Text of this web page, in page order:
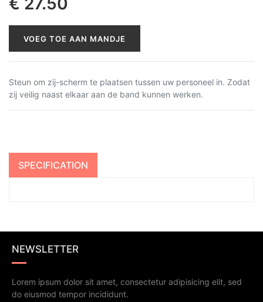
VOEG TOE AAN MANDJE
Steun om zij-scherm te plaatsen tussen uw personeel in. Zodat
zij veilig naast elkaar aan de band kunnen werken.
SPECIFICATION
NEWSLETTER
Lorem ipsum dolor sit amet, consectetur adipisicing elit, sed
do eiusmod tempor incididunt.